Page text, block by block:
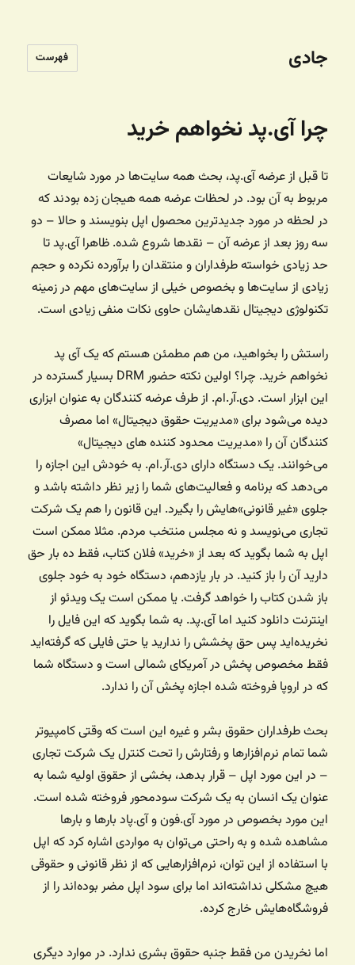
جادی فهرست
چرا آی.پد نخواهم خرید
تا قبل از عرضه آی.پد، بحث همه سایت‌ها در مورد شایعات
مربوط به آن بود. در لحظات عرضه همه هیجان زده بودند که
در لحظه در مورد جدیدترین محصول اپل بنویسند و حالا – دو
سه روز بعد از عرضه آن – نقدها شروع شده. ظاهرا آی.پد تا
حد زیادی خواسته طرفداران و منتقدان را برآورده نکرده و حجم
زیادی از سایت‌ها و بخصوص خیلی از سایت‌های مهم در زمینه
تکنولوژی دیجیتال نقدهایشان حاوی نکات منفی زیادی است.
راستش را بخواهید، من هم مطمئن هستم که یک آی پد
نخواهم خرید. چرا؟ اولین نکته حضور DRM بسیار گسترده در
این ابزار است. دی.آر.ام. از طرف عرضه کنندگان به عنوان ابزاری
دیده می‌شود برای «مدیریت حقوق دیجیتال» اما مصرف
کنندگان آن را «مدیریت محدود کننده های دیجیتال»
می‌خوانند. یک دستگاه دارای دی.آر.ام. به خودش این اجازه را
می‌دهد که برنامه‌ و فعالیت‌های شما را زیر نظر داشته باشد و
جلوی «غیر قانونی»هایش را بگیرد. این قانون را هم یک شرکت
تجاری می‌نویسد و نه مجلس منتخب مردم. مثلا ممکن است
اپل به شما بگوید که بعد از «خرید» فلان کتاب، فقط ده بار حق
دارید آن را باز کنید. در بار یازدهم، دستگاه خود به خود جلوی
باز شدن کتاب را خواهد گرفت. یا ممکن است یک ویدئو از
اینترنت دانلود کنید اما آی.پد. به شما بگوید که این فایل را
نخریده‌اید پس حق پخشش را ندارید یا حتی فایلی که گرفته‌اید
فقط مخصوص پخش در آمریکای شمالی است و دستگاه شما
که در اروپا فروخته شده اجازه پخش آن را ندارد.
بحث طرفداران حقوق بشر و غیره این است که وقتی کامپیوتر
شما تمام نرم‌افزارها و رفتارش را تحت کنترل یک شرکت تجاری
– در این مورد اپل – قرار بدهد، بخشی از حقوق اولیه شما به
عنوان یک انسان به یک شرکت سودمحور فروخته شده است.
این مورد بخصوص در مورد آی.فون و آی.پاد بارها و بارها
مشاهده شده و به راحتی می‌توان به مواردی اشاره کرد که اپل
با استفاده از این توان، نرم‌افزارهایی که از نظر قانونی و حقوقی
هیچ مشکلی نداشته‌اند اما برای سود اپل مضر بوده‌اند را از
فروشگاه‌هایش خارج کرده.
اما نخریدن من فقط جنبه حقوق بشری ندارد. در موارد دیگری